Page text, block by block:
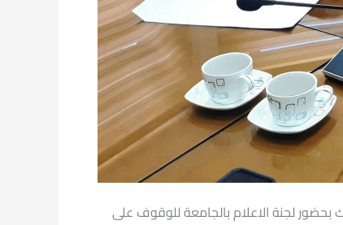
لجنة الاعلام بالجامعة للوقوف على